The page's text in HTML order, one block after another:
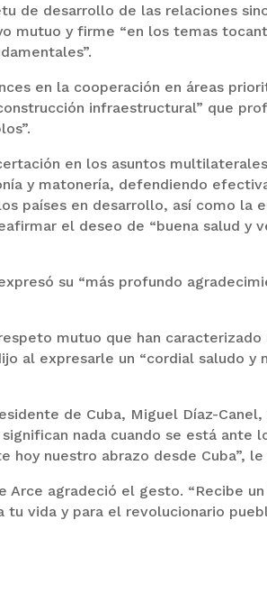
de desarrollo de las relaciones
mutuo y firme “en los temas
en la cooperación en áreas
infraestructural” que
en los asuntos
y matonería, defendiendo
países en desarrollo, así como la
el deseo de “buena salud y
su “más profundo
mutuo que han caracterizado
al expresarle un “cordial saludo y
de Cuba, Miguel Díaz-
nada cuando se está ante
nuestro abrazo desde Cuba”,
Arce agradeció el gesto. “Recibe
vida y para el revolucionario